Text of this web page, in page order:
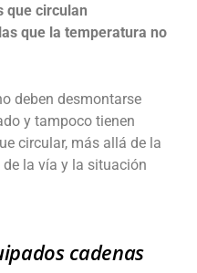
que circulan
que la temperatura no
deben desmontarse
y tampoco tienen
circular, más allá de la
la vía y la situación
cadenas